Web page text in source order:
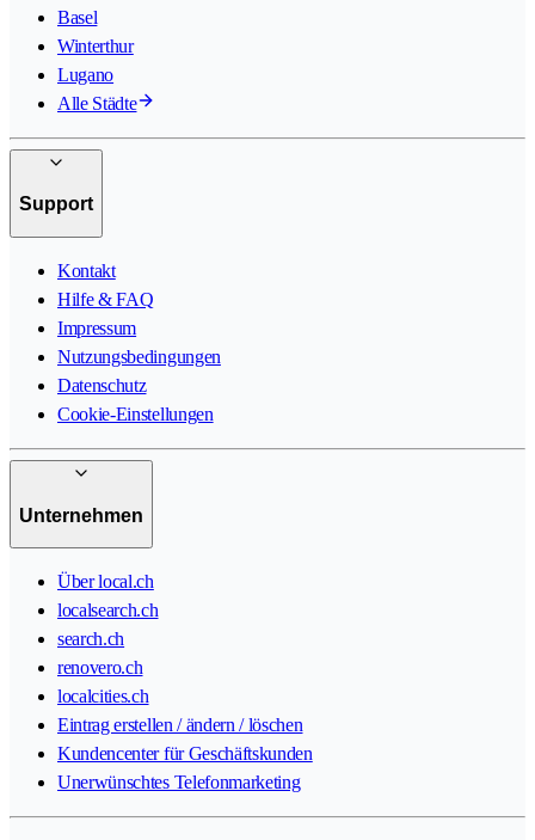
Basel
Winterthur
Lugano
Alle Städte
Support
Kontakt
Hilfe & FAQ
Impressum
Nutzungsbedingungen
Datenschutz
Cookie-Einstellungen
Unternehmen
Über local.ch
localsearch.ch
search.ch
renovero.ch
localcities.ch
Eintrag erstellen / ändern / löschen
Kundencenter für Geschäftskunden
Unerwünschtes Telefonmarketing